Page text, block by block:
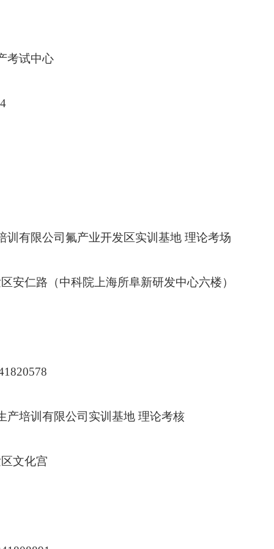
考试中心
训有限公司氟产业开发区实训基地 理论考场
安仁路（中科院上海所阜新研发中心六楼）
产培训有限公司实训基地 理论考核
文化宫